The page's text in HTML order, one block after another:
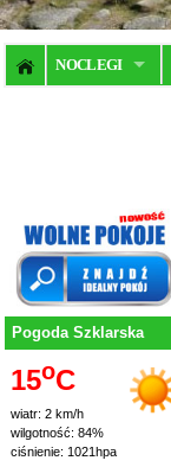
NOCLEGI
Pogoda Szklarska
15oC
wiatr: 2 km/h
wilgotność: 84%
ciśnienie: 1021hpa